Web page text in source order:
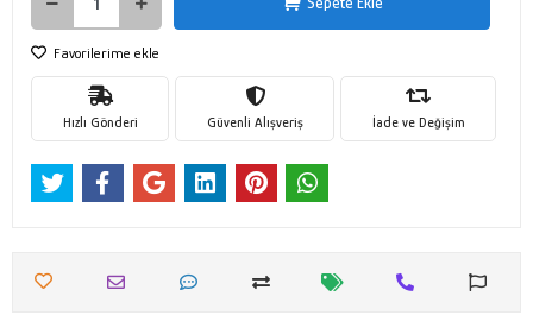
Favorilerime ekle
Hızlı Gönderi Güvenli Alışveriş İade ve Değişim